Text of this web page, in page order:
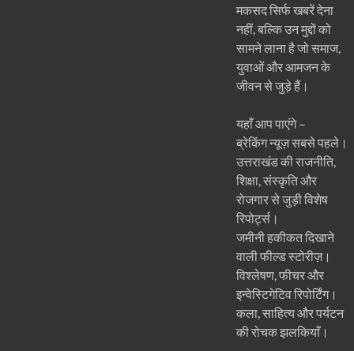
मकसद सिर्फ खबरें देना
नहीं, बल्कि उन मुद्दों को
सामने लाना है जो समाज,
युवाओं और आमजन के
जीवन से जुड़े हैं।
यहाँ आप पाएंगे –
ब्रेकिंग न्यूज़ सबसे पहले।
उत्तराखंड की राजनीति,
शिक्षा, संस्कृति और
रोजगार से जुड़ी विशेष
रिपोर्ट्स।
जमीनी हकीकत दिखाने
वाली फील्ड स्टोरीज़।
विश्लेषण, फीचर और
इन्वेस्टिगेटिव रिपोर्टिंग।
कला, साहित्य और पर्यटन
की रोचक झलकियाँ।